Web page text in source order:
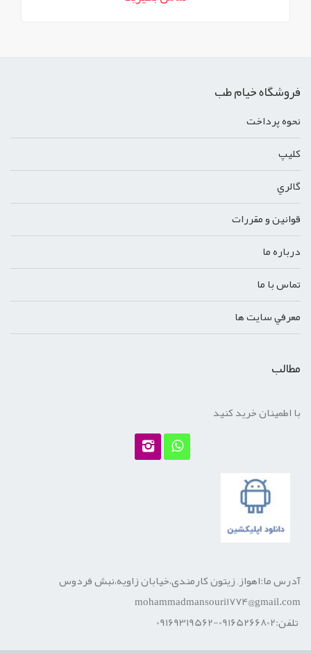
فروشگاه خیام طب
نحوه پرداخت
کليپ
گالري
قوانين و مقررات
درباره ما
تماس با ما
معرفي سايت ها
مطالب
با اطمینان خرید کنید
آدرس ما:اهواز, زیتون کارمندی،خیابان زاویه،نبش فردوس
mohammadmansouri1774@gmail.com
تلفن:09165266802-09169319562